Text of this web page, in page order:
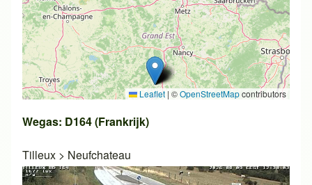
Leaflet | ©OpenStreetMapcontributors
Wegas: D164 (Frankrijk)
Tilleux > Neufchateau